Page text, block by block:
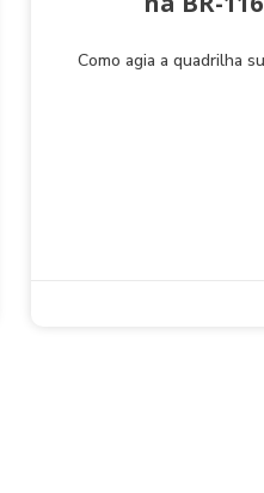
Como agia a quadrilha